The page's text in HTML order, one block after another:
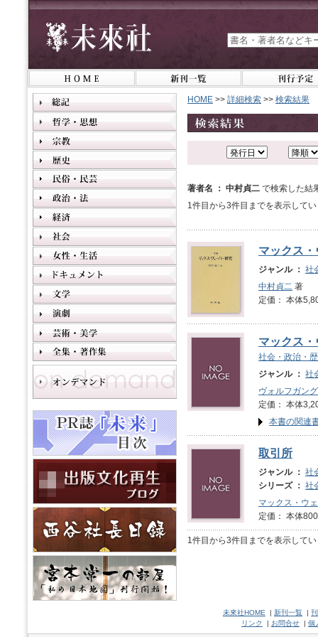
HOME >> 詳細検索 >> 検索結果
著者名 ： 中村貞二 で検索した結
1件目から3件目までを表示して
マックス
ジャンル ： 社
中村貞二 著
定価： 本体
マックス
社会・政治・
ジャンル ： 社
ヴォルフガン
定価： 本体
本書の関連
取引所
ジャンル ： 社
シリーズ ： 社
マックス・ウ
定価： 本体
1件目から3件目までを表示して
未來社HOME | 新刊一覧 |
リンク
| お問合せ | 個